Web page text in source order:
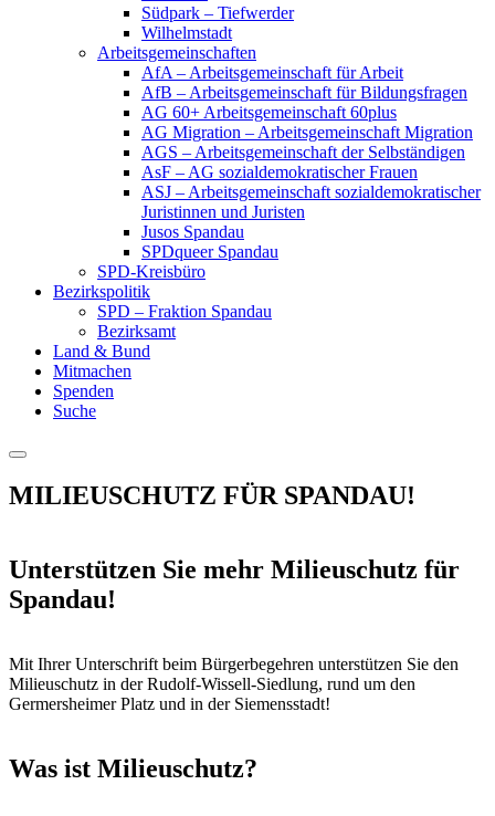
Südpark – Tiefwerder
Wilhelmstadt
Arbeitsgemeinschaften
AfA – Arbeitsgemeinschaft für Arbeit
AfB – Arbeitsgemeinschaft für Bildungsfragen
AG 60+ Arbeitsgemeinschaft 60plus
AG Migration – Arbeitsgemeinschaft Migration
AGS – Arbeitsgemeinschaft der Selbständigen
AsF – AG sozialdemokratischer Frauen
ASJ – Arbeitsgemeinschaft sozialdemokratischer
Juristinnen und Juristen
Jusos Spandau
SPDqueer Spandau
SPD-Kreisbüro
Bezirkspolitik
SPD – Fraktion Spandau
Bezirksamt
Land & Bund
Mitmachen
Spenden
Suche
Menu
MILIEUSCHUTZ FÜR SPANDAU!
Unterstützen Sie mehr Milieuschutz für
Spandau!
Mit Ihrer Unterschrift beim Bürgerbegehren unterstützen Sie den
Milieuschutz in der Rudolf-Wissell-Siedlung, rund um den
Germersheimer Platz und in der Siemensstadt!
Was ist Milieuschutz?